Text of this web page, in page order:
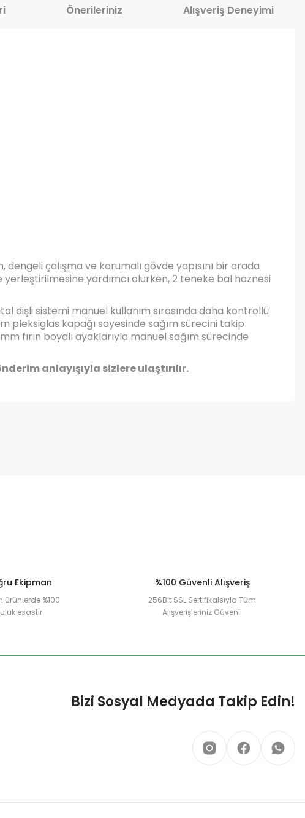
Önerileriniz Alışveriş Deneyimi
çalışma ve korumalı gövde yapısını bir arada
yardımcı olurken, 2 teneke bal haznesi
dişli sistemi manuel kullanım sırasında daha kontrollü
pleksiglas kapağı sayesinde sağım sürecini takip
fırın boyalı ayaklarıyla manuel sağım sürecinde
anlayışıyla sizlere ulaştırılır.
Ekipman
ürünlerde %100
esastır
%100 Güvenli Alışveriş
256Bit SSL Sertifikalsıyla Tüm
Alışverişleriniz Güvenli
Bizi Sosyal Medyada Takip Edin!